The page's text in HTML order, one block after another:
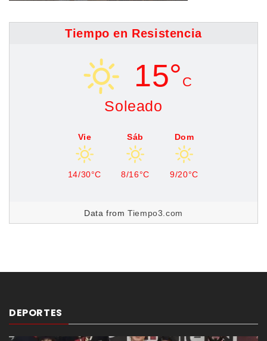
Tiempo en Resistencia
15° C
Soleado
Vie
14/30°C
Sáb
8/16°C
Dom
9/20°C
Data fromTiempo3.com
DEPORTES